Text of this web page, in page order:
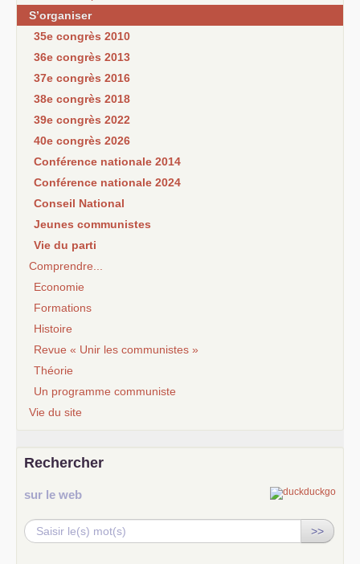
S’organiser
35e congrès 2010
36e congrès 2013
37e congrès 2016
38e congrès 2018
39e congrès 2022
40e congrès 2026
Conférence nationale 2014
Conférence nationale 2024
Conseil National
Jeunes communistes
Vie du parti
Comprendre...
Economie
Formations
Histoire
Revue « Unir les communistes »
Théorie
Un programme communiste
Vie du site
Rechercher
sur le web
>>